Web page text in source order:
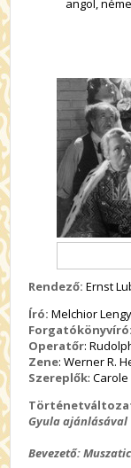
angol,
Rendező: Ernst
Író: Melchior
Forgatókönyvíró:
Operatőr:
Zene: Werner R.
Szereplők:
Gyula ajánlásával
Bevezető: